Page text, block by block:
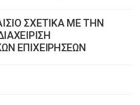
ΣΧΕΤΙΚΑ ΜΕ ΤΗΝ
ΕΠΙΧΕΙΡΗΣΕΩΝ